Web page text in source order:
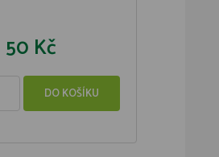
50 Kč
DO KOŠÍKU